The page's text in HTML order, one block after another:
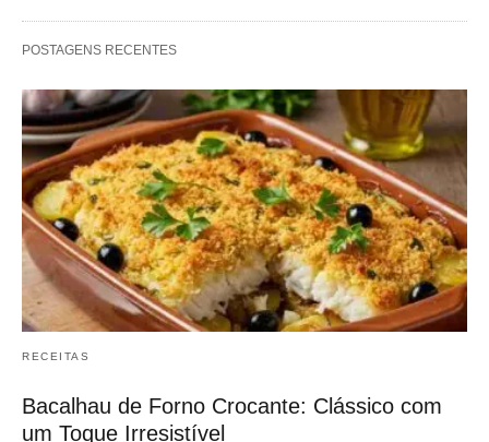
POSTAGENS RECENTES
RECEITAS
Bacalhau de Forno Crocante: Clássico com
um Toque Irresistível